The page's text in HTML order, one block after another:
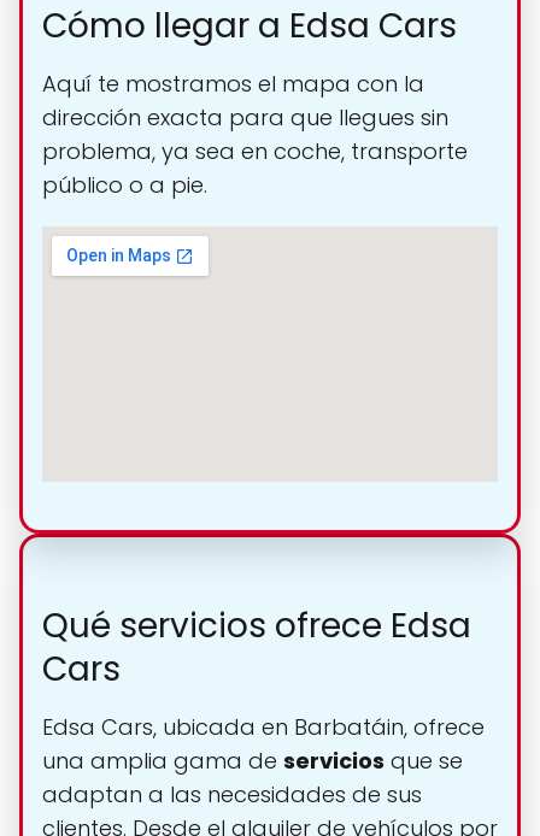
Cómo llegar a Edsa Cars
Aquí te mostramos el mapa con la
dirección exacta para que llegues sin
problema, ya sea en coche, transporte
público o a pie.
Qué servicios ofrece Edsa
Cars
Edsa Cars, ubicada en Barbatáin, ofrece
una amplia gama de servicios que se
adaptan a las necesidades de sus
clientes. Desde el alquiler de vehículos por